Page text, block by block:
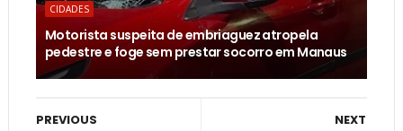
CIDADES
Motorista suspeita de embriaguez atropela
pedestre e foge sem prestar socorro em Manaus
NEXT
PREVIOUS